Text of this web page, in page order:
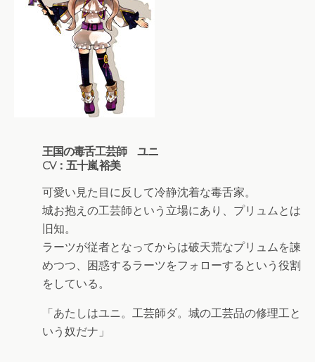
王国の毒舌工芸師 ユニ
CV：五十嵐 裕美
可愛い見た目に反して冷静沈着な毒舌家。
城お抱えの工芸師という立場にあり、プリュムとは
旧知。
ラーツが従者となってからは破天荒なプリュムを諫
めつつ、困惑するラーツをフォローするという役割
をしている。
「あたしはユニ。工芸師ダ。城の工芸品の修理工と
いう奴だナ」